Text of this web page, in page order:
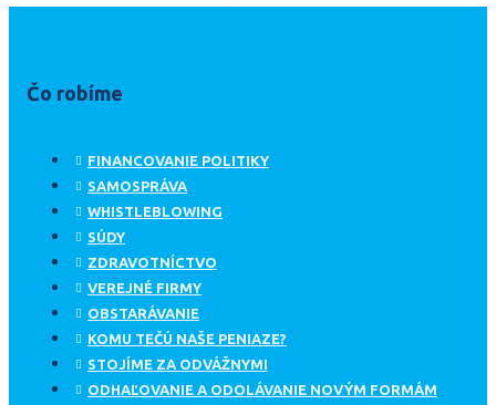
Čo robíme
FINANCOVANIE POLITIKY
SAMOSPRÁVA
WHISTLEBLOWING
SÚDY
ZDRAVOTNÍCTVO
VEREJNÉ FIRMY
OBSTARÁVANIE
KOMU TEČÚ NAŠE PENIAZE?
STOJÍME ZA ODVÁŽNYMI
ODHAĽOVANIE A ODOLÁVANIE NOVÝM FORMÁM